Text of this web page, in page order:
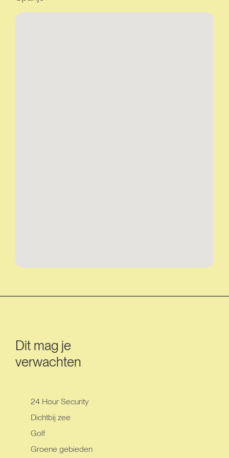
Dit mag je
verwachten
24 Hour Security
Dichtbij zee
Golf
Groene gebieden